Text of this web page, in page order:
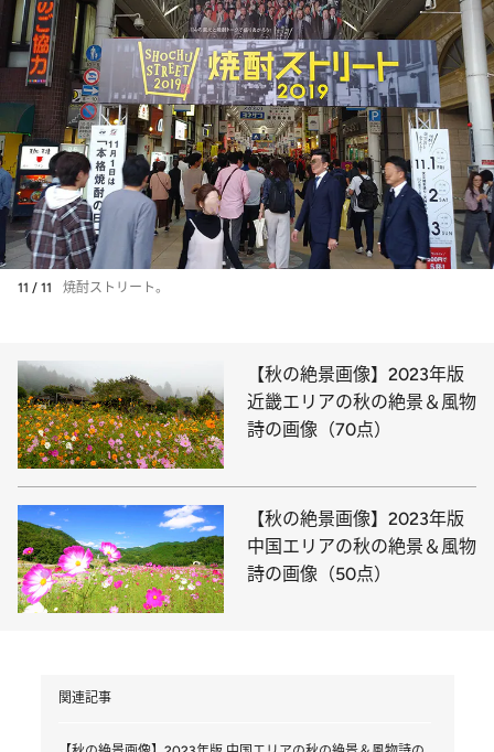
11 / 11 焼酎ストリート。
【秋の絶景画像】2023年版
近畿エリアの秋の絶景＆風物
詩の画像（70点）
【秋の絶景画像】2023年版
中国エリアの秋の絶景＆風物
詩の画像（50点）
関連記事